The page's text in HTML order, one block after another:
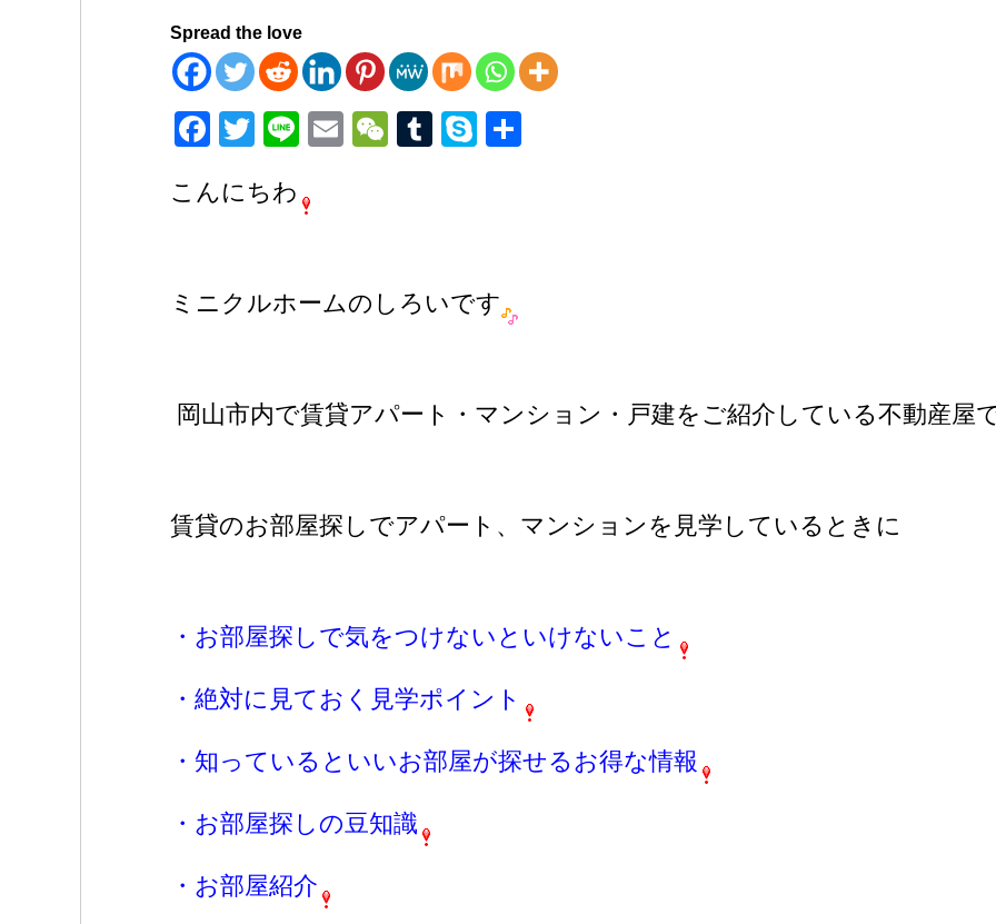
Spread the love
F
c
o
T
tt
Li
e
E
W
T
S
こんにちわ
ミニクルホームのしろいです
岡山市内で賃貸アパート・マンション・戸建をご紹介している不動産屋
賃貸のお部屋探しでアパート、マンションを見学しているときに
・お部屋探しで気をつけないといけないこと
・絶対に見ておく見学ポイント
・知っているといいお部屋が探せるお得な情報
・お部屋探しの豆知識
・お部屋紹介